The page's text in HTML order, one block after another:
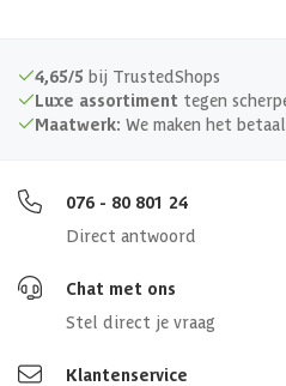
4,65/5 bij TrustedShops
Luxe assortiment tegen
Maatwerk: We maken het
076 - 80 801 24
Direct antwoord
Chat met ons
Stel direct je vraag
Klantenservice